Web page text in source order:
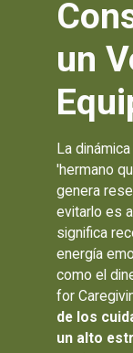
un
La
'hermano
genera
evitarlo es
significa
energía
como el
for
de los
un alto